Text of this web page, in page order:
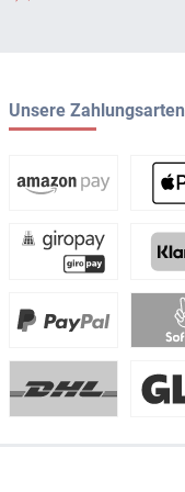
Unsere Zahlungsarten